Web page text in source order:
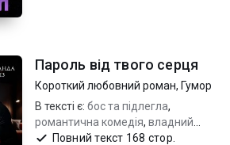
Пароль від твого серця
Короткий любовний роман, Гумор
В тексті є: бос та підлегла,
романтична комедія, владний
герой_вперта героїняПовний текст 168 стор.